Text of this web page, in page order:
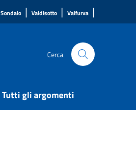
Sondalo | Valdisotto | Valfurva |
Cerca
Tutti gli argomenti